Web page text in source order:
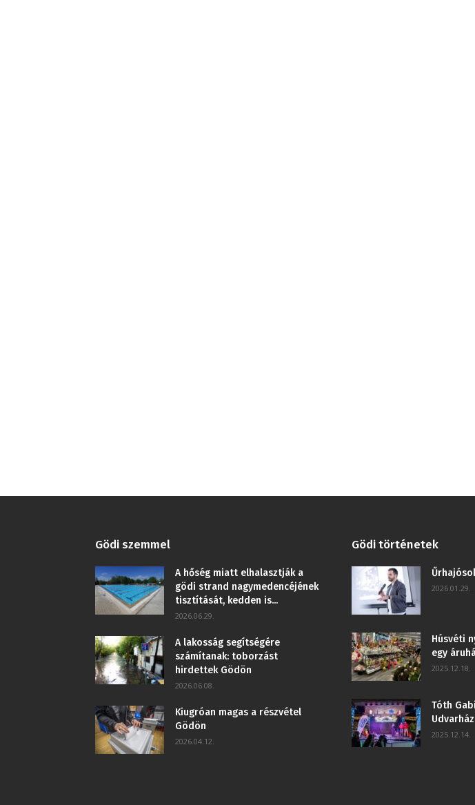
Gödi szemmel
A hőség miatt elhalasztják a
gödi strand nagymedencéjének
tisztítását, kedden is...
2026.06.29.
A lakosság segítségére
számítanak: toborzást
hirdettek Gödön
2026.06.08.
Kiugróan magas a részvétel
Gödön
2026.04.12.
Gödi történetek
2026.01.29.
Húsvéti
egy
2025.12.18.
Tóth
2025.12.14.